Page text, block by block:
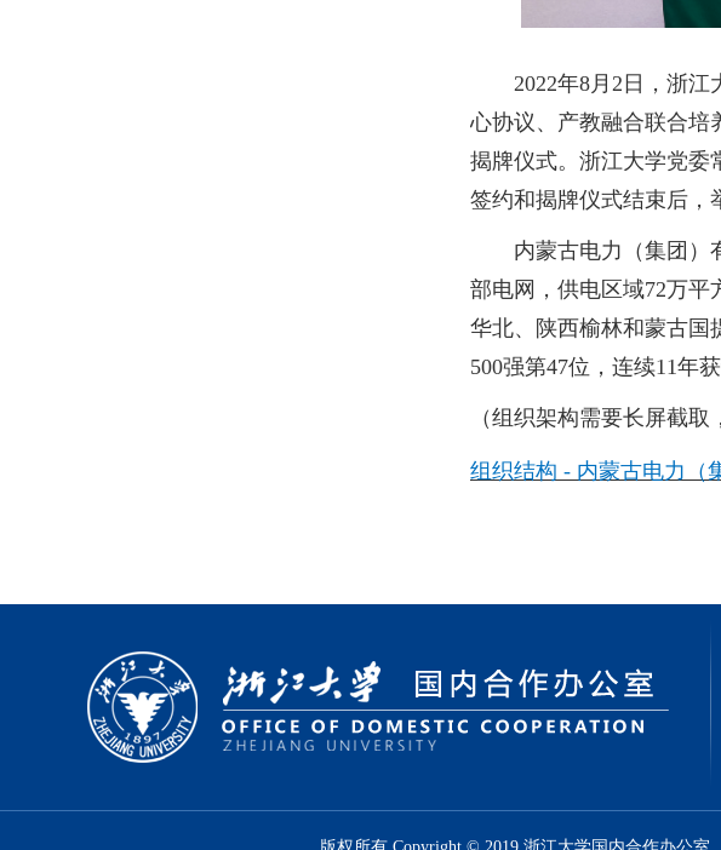
2022年8月2日，浙
心协议、产教融合联合培
揭牌仪式。浙江大学党委
签约和揭牌仪式结束后，
内蒙古电力（集团）
部电网，供电区域72万平
华北、陕西榆林和蒙古国
500强第47位，连续11年
（组织架构需要长屏截取
组织结构 - 内蒙古电力（